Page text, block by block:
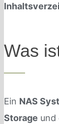
Was
Ein NAS
Storage und